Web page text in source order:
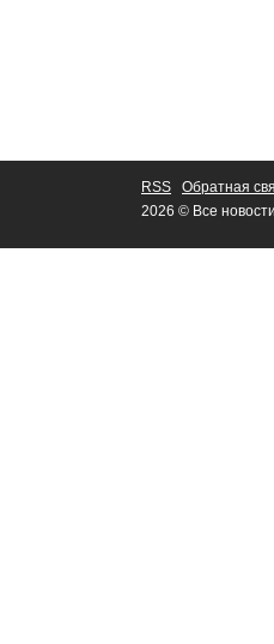
RSS Обратная
2026 © Все